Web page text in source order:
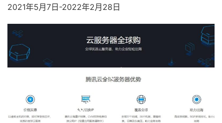
2021年5月7日-2022年2月28日